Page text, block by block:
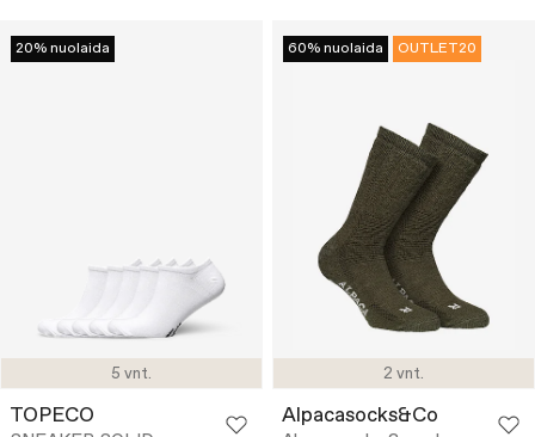
5 vnt.
20% nuolaida
TOPECO
2 vnt.
60% nuolaida OUTLET20
Alpacasocks&Co